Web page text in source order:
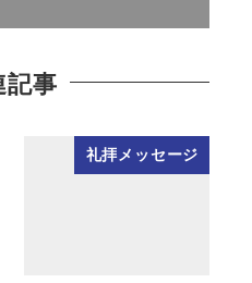
記事
礼拝メッセージ